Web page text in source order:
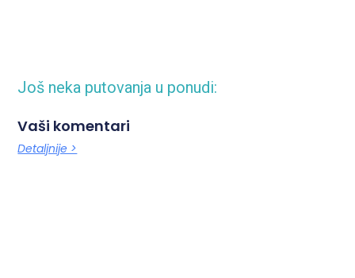
Još neka putovanja u ponudi:
Vaši komentari
Detaljnije >